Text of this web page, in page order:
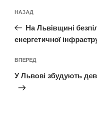
записів
Попередній
запис:
НАЗАД
На Львівщині
енергетичної
Наступний
запис
ВПЕРЕД
У Львові збудують